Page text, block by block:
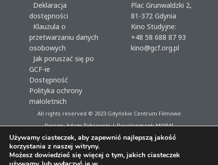
Deklaracja
dostępności
Klauzula o
przetwarzaniu danych
osobowych
Jak poruszać się po
GCF-ie
Dostępność
Polityka ochrony
małoletnich
Plac Grunwaldzki 2,
81-372 Gdynia
Kino Studyjne:
+48 58 688 87 93
kino@gcf.org.pl
All rights reserved © 2023Gdyńskie Centrum Filmowe
Design: Adam Żebrowski | Development:MORAI
Używamy ciasteczek, aby zapewnić najlepszą jakość
korzystania z naszej witryny.
Możesz dowiedzieć się więcej o tym, jakich ciasteczek